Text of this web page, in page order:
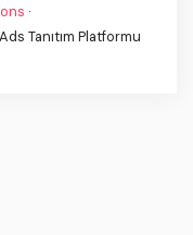
·
Tanıtım Platformu